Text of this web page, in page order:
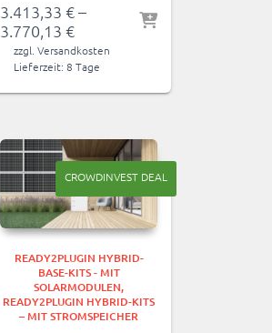
3.413,33 €–
3.770,13 €
zzgl. Versandkosten
Lieferzeit: 8 Tage
CROWDINVEST DEAL
READY2PLUGIN HYBRID-
BASE-KITS - MIT
SOLARMODULEN
READY2PLUGIN HYBRID-KITS
– MIT STROMSPEICHER